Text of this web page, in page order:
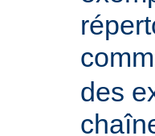
des